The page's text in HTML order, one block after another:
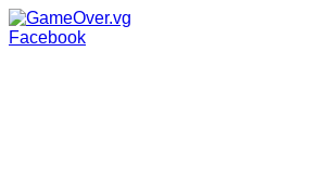
Facebook